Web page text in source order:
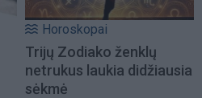
Horoskopai
Trijų Zodiako ženklų
netrukus laukia didžiausia
sėkmė